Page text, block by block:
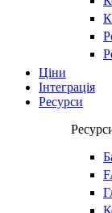
Ціни
Інтеграція
Ресурси